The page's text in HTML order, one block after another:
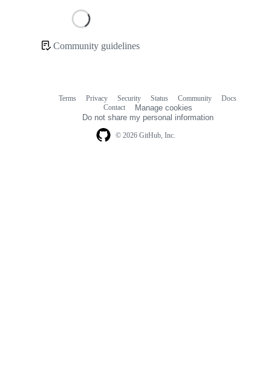
Community guidelines
© 2026 GitHub, Inc.
Terms Privacy Security Status Community
Docs
Contact
Manage cookies
Do not share my personal information